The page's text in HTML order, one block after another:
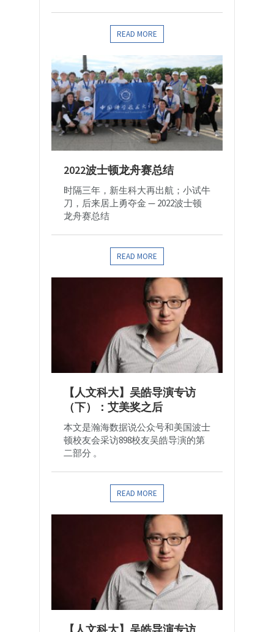
READ MORE
2022波士顿龙舟赛总结
时隔三年，新生科大再出航；小试牛
刀，后来居上勇夺金 — 2022波士顿
龙舟赛总结
READ MORE
【人文科大】吴皓导演专访
（下）：艾美奖之后
本文是瀚海数据说公众号和美国波士
顿校友会采访898校友吴皓导演的第
二部分 。
READ MORE